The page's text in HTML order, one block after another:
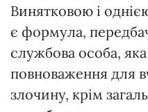
Винятковою і
є формула,
службова особа,
повноваження для
злочину, крім